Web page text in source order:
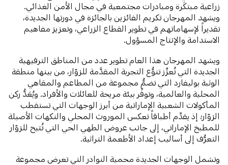
زراعية مبتكَرة ومبادرات مجتمعية في مجال الأمن الغذائي.
ويشهد المهرجان تكريم الفائزين بالجائزة في دورتها الجديدة،
تقديراً لإسهاماتهم في تطوير القطاع الزراعي، وتعزيز مفاهيم
الاستدامة والإنتاج المسؤول.
ويشهد المهرجان هذا العام تطوير عدد من المناطق الترفيهية
الجديدة التي تُعزِّز تنوُّع التجربة المقدَّمة للزوّار، من بينها منطقة
الوثبة بوليفارد التي تضمُّ مجموعة من المطاعم والمقاهي
المحلية والعالمية، وتوفِّر بيئة مريحة للعائلات والأفراد. ويُعَدُّ ركن
المأكولات الشعبية الإماراتية من أبرز الوجهات التي تستقطب
الزوّار؛ إذ يقدِّم أطباقاً تعكس الموروث المحلي والنكهات الأصيلة
للمطبخ الإماراتي، إلى جانب عروض الطهي الحي التي تُتيح للزوّار
التعرُّف إلى أساليب إعداد الأطعمة التراثية.
وتشمل الوجهات الجديدة محمية النوادر التي تعرض مجموعة